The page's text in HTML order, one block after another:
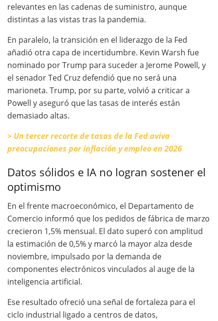
relevantes en las cadenas de suministro, aunque
distintas a las vistas tras la pandemia.
En paralelo, la transición en el liderazgo de la Fed
añadió otra capa de incertidumbre. Kevin Warsh fue
nominado por Trump para suceder a Jerome Powell, y
el senador Ted Cruz defendió que no será una
marioneta. Trump, por su parte, volvió a criticar a
Powell y aseguró que las tasas de interés están
demasiado altas.
> Un tercer recorte de tasas de la Fed aviva
preocupaciones por inflación y empleo en 2026
Datos sólidos e IA no logran sostener el
optimismo
En el frente macroeconómico, el Departamento de
Comercio informó que los pedidos de fábrica de marzo
crecieron 1,5% mensual. El dato superó con amplitud
la estimación de 0,5% y marcó la mayor alza desde
noviembre, impulsado por la demanda de
componentes electrónicos vinculados al auge de la
inteligencia artificial.
Ese resultado ofreció una señal de fortaleza para el
ciclo industrial ligado a centros de datos,